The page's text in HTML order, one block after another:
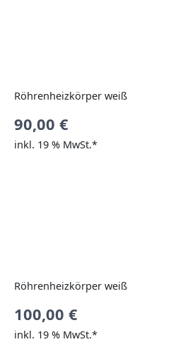
Röhrenheizkörper weiß
90,00 €
inkl. 19 % MwSt.*
Röhrenheizkörper weiß
100,00 €
inkl. 19 % MwSt.*